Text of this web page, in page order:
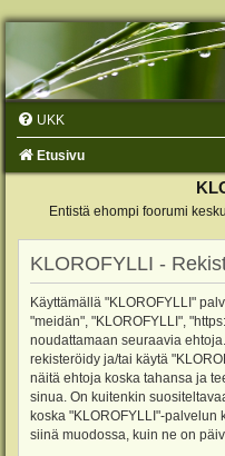
UKK
Etusivu
Entistä ehompi foorumi
KLOROFYLLI -
Käyttämällä "KLOROFYLLI"
"meidän", "KLOROFYLLI",
noudattamaan seuraavia
rekisteröidy ja/tai käytä
näitä ehtoja koska tahansa ja
sinua. On kuitenkin
koska "KLOROFYLLI"-palvelun
siinä muodossa, kuin ne on